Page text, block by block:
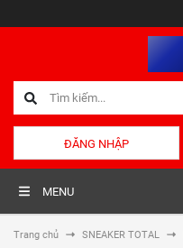
ĐĂNG NHẬP
MENU
Trang chủ SNEAKER TOTAL